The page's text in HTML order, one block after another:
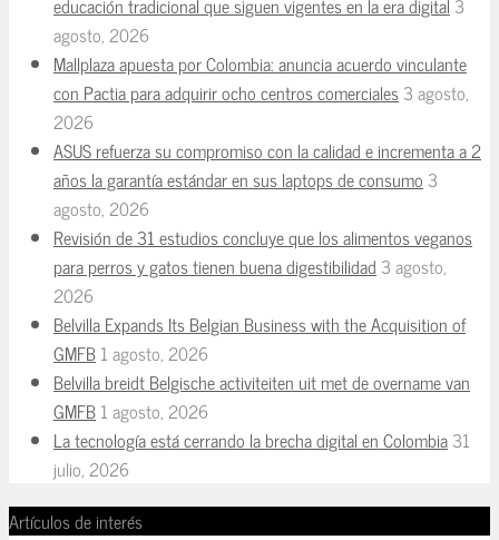
agosto, 2026
Mallplaza apuesta por Colombia: anuncia acuerdo vinculante
con Pactia para adquirir ocho centros comerciales3 agosto,
2026
ASUS refuerza su compromiso con la calidad e incrementa a 2
años la garantía estándar en sus laptops de consumo 3
agosto, 2026
Revisión de 31 estudios concluye que los alimentos veganos
para perros y gatos tienen buena digestibilidad 3 agosto,
2026
Belvilla Expands Its Belgian Business with the Acquisition of
GMFB1 agosto, 2026
Belvilla breidt Belgische activiteiten uit met de overname van
GMFB1 agosto, 2026
La tecnología está cerrando la brecha digital en Colombia31
julio, 2026
Artículos de interés